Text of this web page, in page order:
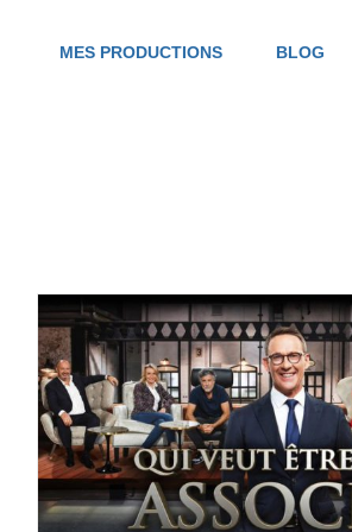
MES PRODUCTIONS BLOG